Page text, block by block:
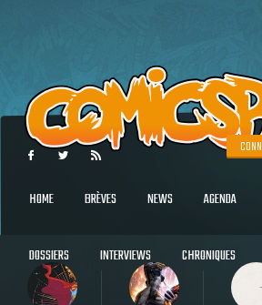
HOME BRÈVES NEWS AGENDA
DOSSIERS INTERVIEWS CHRONIQUES